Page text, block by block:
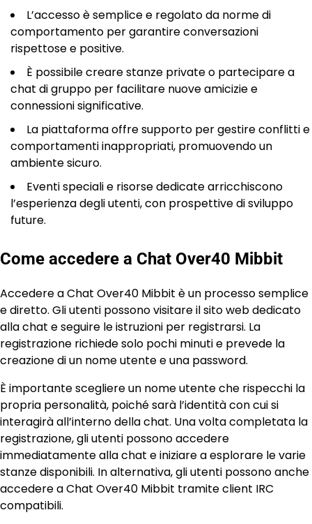
L’accesso è semplice e regolato da norme di
comportamento per garantire conversazioni
rispettose e positive.
È possibile creare stanze private o partecipare a
chat di gruppo per facilitare nuove amicizie e
connessioni significative.
La piattaforma offre supporto per gestire conflitti e
comportamenti inappropriati, promuovendo un
ambiente sicuro.
Eventi speciali e risorse dedicate arricchiscono
l’esperienza degli utenti, con prospettive di sviluppo
future.
Come accedere a Chat Over40 Mibbit
Accedere a Chat Over40 Mibbit è un processo semplice
e diretto. Gli utenti possono visitare il sito web dedicato
alla chat e seguire le istruzioni per registrarsi. La
registrazione richiede solo pochi minuti e prevede la
creazione di un nome utente e una password.
È importante scegliere un nome utente che rispecchi la
propria personalità, poiché sarà l’identità con cui si
interagirà all’interno della chat. Una volta completata la
registrazione, gli utenti possono accedere
immediatamente alla chat e iniziare a esplorare le varie
stanze disponibili. In alternativa, gli utenti possono anche
accedere a Chat Over40 Mibbit tramite client IRC
compatibili.